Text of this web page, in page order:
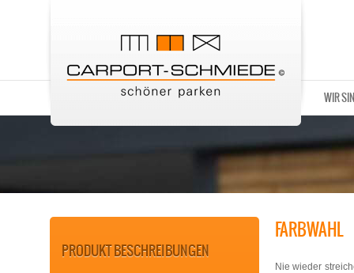
WIR
PRODUKT BESCHREIBUNGEN
FARBWAHL
Nie wieder